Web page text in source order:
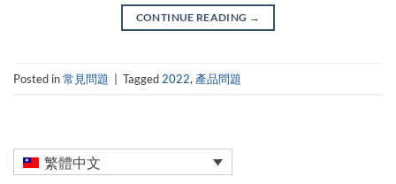
CONTINUE READING →
Posted in常見問題 Tagged 2022, 產品問題
繁體中文